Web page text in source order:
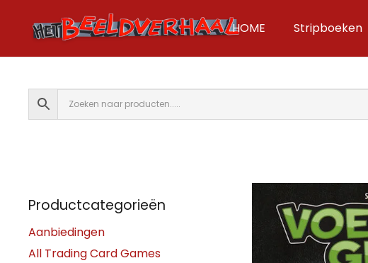
HOME Stripboeken
Productcategorieën
Aanbiedingen
All Trading Card Games